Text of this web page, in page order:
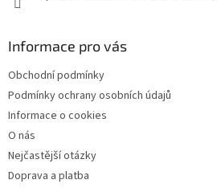
Informace pro vás
Obchodní podmínky
Podmínky ochrany osobních údajů
Informace o cookies
O nás
Nejčastější otázky
Doprava a platba